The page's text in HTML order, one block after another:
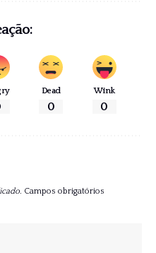
Dead
0
Wink
0
Campos obrigatórios